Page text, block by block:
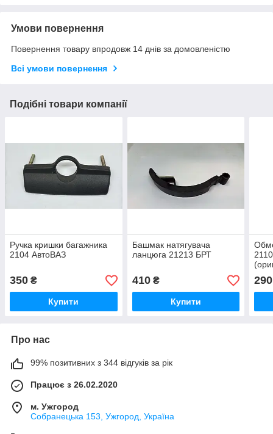
Умови повернення
Повернення товару впродовж 14 днів за домовленістю
Всі умови повернення
Подібні товари компанії
Ручка кришки багажника
2104 АвтоВАЗ
350 ₴
Купити
Башмак натягувача
ланцюга 21213 БРТ
410₴
Купити
290
Про нас
99% позитивних з 344 відгуків за рік
Працює з 26.02.2020
м. Ужгород
Собранецька 153, Ужгород, Україна